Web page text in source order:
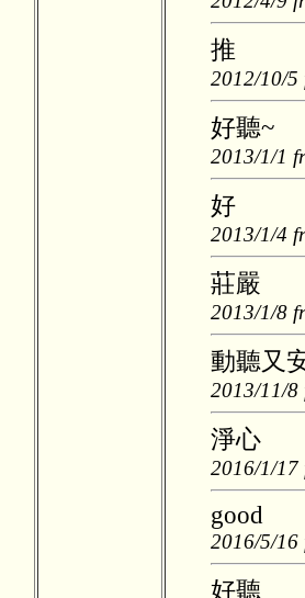
推
2012/10/5
好聽~
2013/1/1
好
2013/1/4
莊嚴
2013/1/8
動聽又
2013/11/8
淨心
2016/1/17
good
2016/5/16
好聽